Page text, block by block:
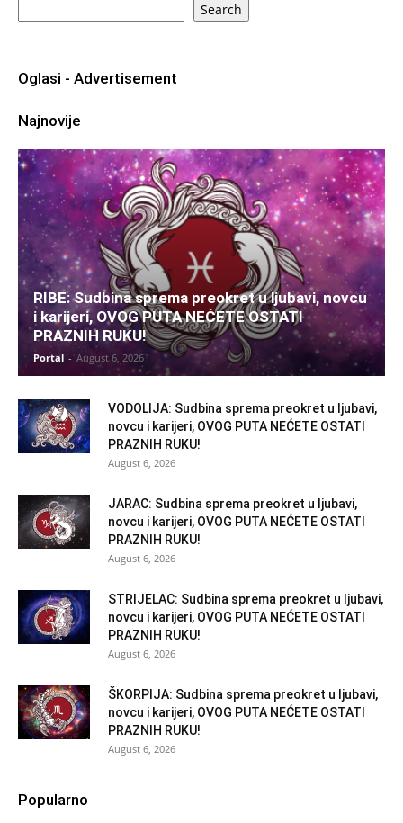
Search
Oglasi - Advertisement
Najnovije
RIBE: Sudbina sprema preokret u ljubavi, novcu
i karijeri, OVOG PUTA NEĆETE OSTATI
PRAZNIH RUKU!
Portal - August 6, 2026
VODOLIJA: Sudbina sprema preokret u ljubavi,
novcu i karijeri, OVOG PUTA NEĆETE OSTATI
PRAZNIH RUKU!
August 6, 2026
JARAC: Sudbina sprema preokret u ljubavi,
novcu i karijeri, OVOG PUTA NEĆETE OSTATI
PRAZNIH RUKU!
August 6, 2026
STRIJELAC: Sudbina sprema preokret u ljubavi,
novcu i karijeri, OVOG PUTA NEĆETE OSTATI
PRAZNIH RUKU!
August 6, 2026
ŠKORPIJA: Sudbina sprema preokret u ljubavi,
novcu i karijeri, OVOG PUTA NEĆETE OSTATI
PRAZNIH RUKU!
August 6, 2026
Popularno